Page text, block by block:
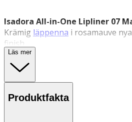
Isadora All-in-One Lipliner 07
Krämig läppenna i rosamauve
finish.
Isadora
produkt som kan användas både
läppkonturen och som läppfärg
krämiga formulan glider lätt över
Läs mer
Produktfakta